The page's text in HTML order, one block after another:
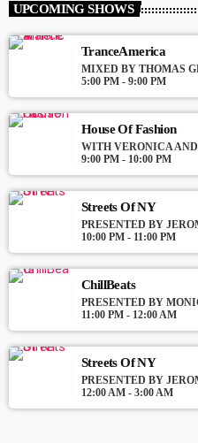
For every Show page the
from the schedule, and you can
Podcasts, Articles and Charts
Curabitur id lacus felis. Sed
justo. Aliquam semper faucibus
varius laoreet sodales.
UPCOMING SHOWS
TranceAmerica
MIXED BY THOMAS
5:00 PM - 9:00 PM
House Of Fashion
WITH VERONICA
9:00 PM - 10:00 PM
Streets Of NY
PRESENTED BY
10:00 PM - 11:00 PM
ChillBeats
PRESENTED BY
11:00 PM - 12:00 AM
Streets Of NY
PRESENTED BY
12:00 AM - 3:00 AM